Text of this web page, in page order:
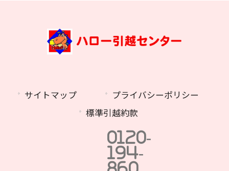
サイトマップ
プライバシーポリシー
標準引越約款
0120-
194-